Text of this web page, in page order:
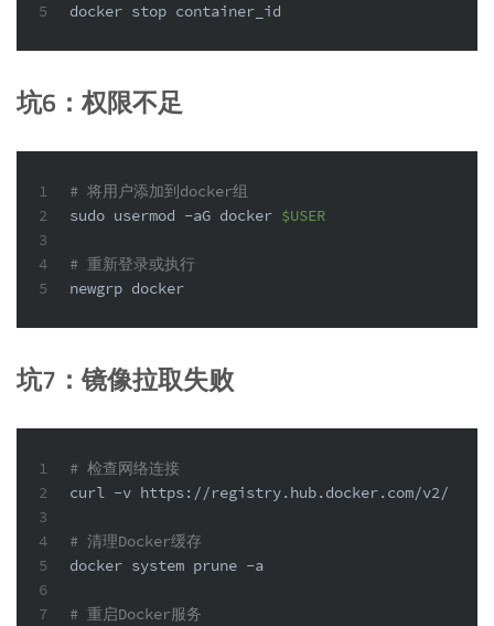
5
docker stop container_id
坑6：权限不足
1
2
3
4
5
# 将用户添加到docker组
sudo usermod -aG docker $USER
# 重新登录或执行
newgrp docker
坑7：镜像拉取失败
1
2
3
4
5
6
7
# 检查网络连接
curl -v https://registry.hub.docker.com/v2/
# 清理Docker缓存
docker system prune -a
# 重启Docker服务